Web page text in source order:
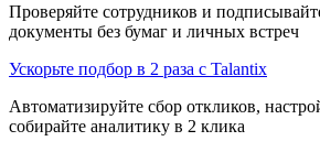
Проверяйте сотрудников и
документы без бумаг и личных встреч
Ускорьте подбор в 2 раза с Talantix
Автоматизируйте сбор откликов,
собирайте аналитику в 2 клика